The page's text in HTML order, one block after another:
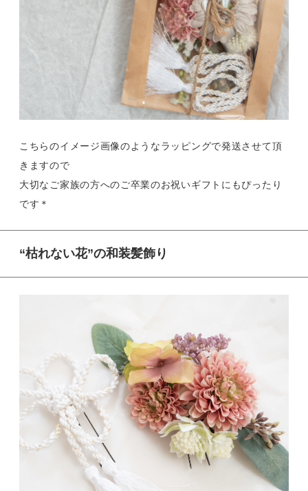
こちらのイメージ画像のようなラッピングで発送させて頂
きますので
大切なご家族の方へのご卒業のお祝いギフトにもぴったり
です＊
“枯れない花”の和装髪飾り